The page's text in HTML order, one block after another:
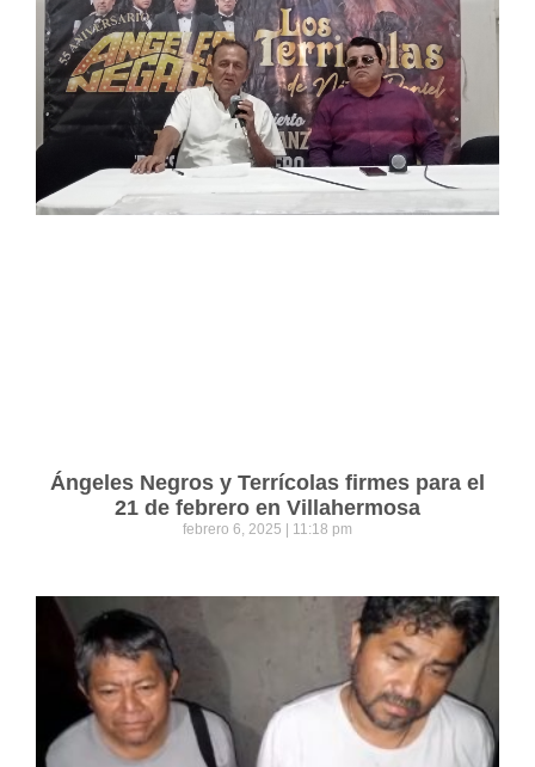
Ángeles Negros y Terrícolas firmes para el
21 de febrero en Villahermosa
febrero 6, 2025 11:18 pm